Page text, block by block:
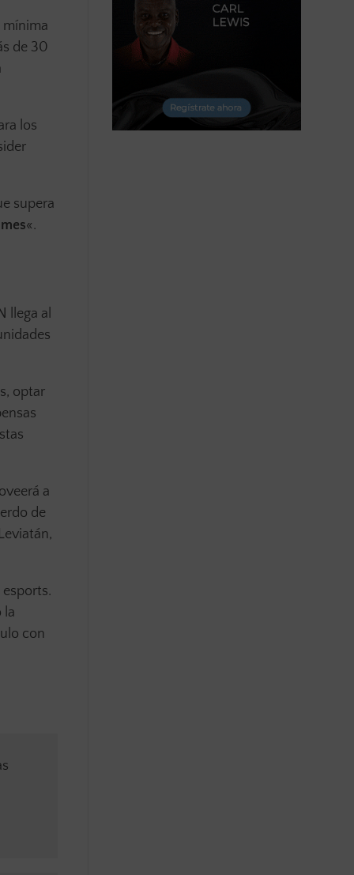
mínima
de 30
los
supera
«.
llega al
optar
a
de
la
con